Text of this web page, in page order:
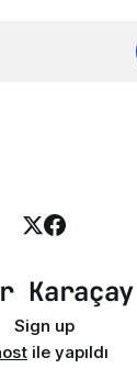
Karaçay
Sign up
ile yapıldı